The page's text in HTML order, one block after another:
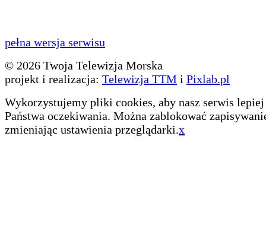
pełna wersja serwisu
© 2026 Twoja Telewizja Morska
projekt i realizacja: Telewizja TTM i Pixlab.pl
Wykorzystujemy pliki cookies, aby nasz serwis lepiej
Państwa oczekiwania. Można zablokować
zmieniając ustawienia przeglądarki.x